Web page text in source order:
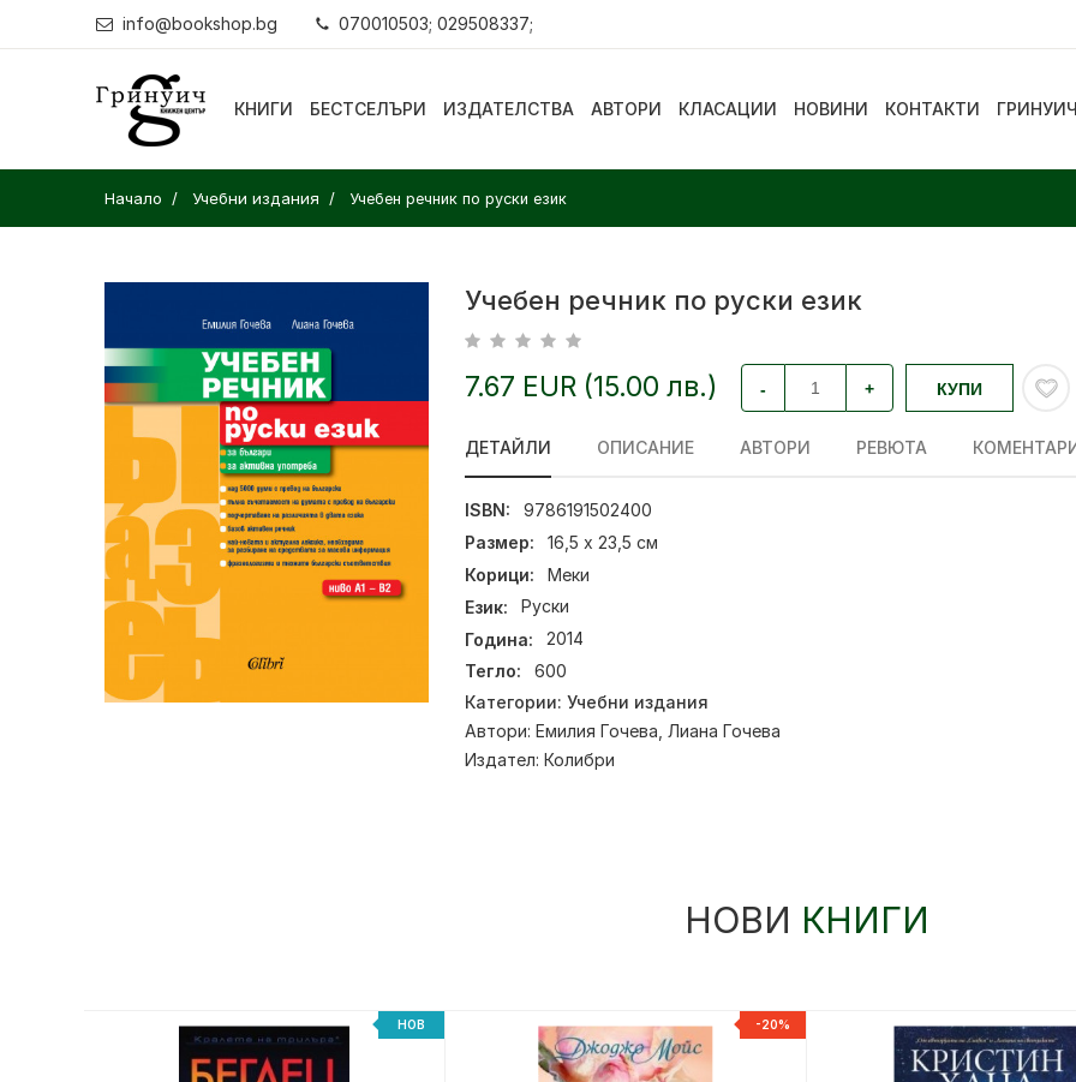
info@bookshop.bg 070010503; 029508337;
КНИГИ БЕСТСЕЛЪРИ ИЗДАТЕЛСТВА АВТОРИ КЛАСАЦИИ НОВИНИ КОНТАКТИ ГРИНУИЧ
Начало Учебни издания Учебен речник по руски език
Учебен речник по руски език
7.67 EUR (15.00 лв.) - + КУПИ
ДЕТАЙЛИ ОПИСАНИЕ АВТОРИ РЕВЮТА
ISBN:
9786191502400
Размер:
16,5 х 23,5 см
Корици:
Меки
Език:
Руски
Година:
2014
Тегло:
600
Категории: Учебни издания
Автори: Емилия Гочева Лиана Гочева
Издател: Колибри
НОВИ КНИГИ
НОВ -20%